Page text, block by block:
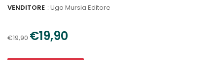
VENDITORE : Ugo Mursia Editore
€19,90 €19,90